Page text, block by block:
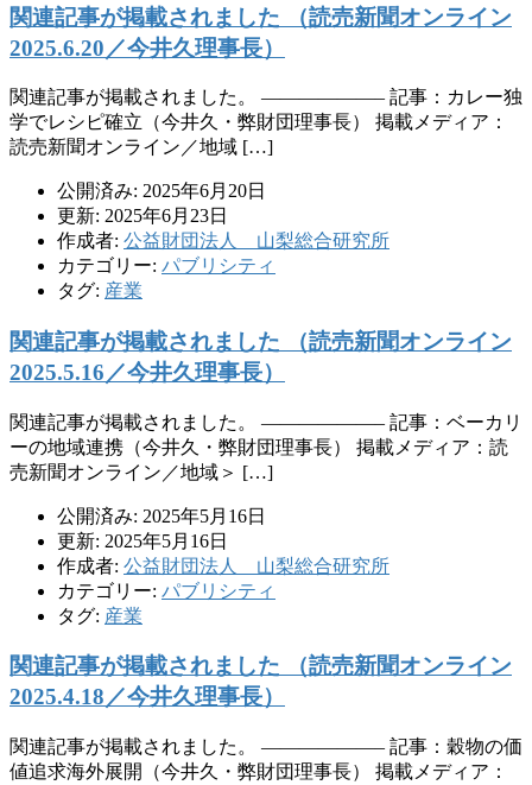
関連記事が掲載されました （読売新聞オンライン
2025.6.20／今井久理事長）
関連記事が掲載されました。 ——————– 記事：カレー独
学でレシピ確立（今井久・弊財団理事長） 掲載メディア：
読売新聞オンライン／地域 […]
公開済み: 2025年6月20日
更新: 2025年6月23日
作成者: 公益財団法人 山梨総合研究所
カテゴリー: パブリシティ
タグ: 産業
関連記事が掲載されました （読売新聞オンライン
2025.5.16／今井久理事長）
関連記事が掲載されました。 ——————– 記事：ベーカリ
ーの地域連携（今井久・弊財団理事長） 掲載メディア：読
売新聞オンライン／地域＞ […]
公開済み: 2025年5月16日
更新: 2025年5月16日
作成者: 公益財団法人 山梨総合研究所
カテゴリー: パブリシティ
タグ: 産業
関連記事が掲載されました （読売新聞オンライン
2025.4.18／今井久理事長）
関連記事が掲載されました。 ——————– 記事：穀物の価
値追求海外展開（今井久・弊財団理事長） 掲載メディア：